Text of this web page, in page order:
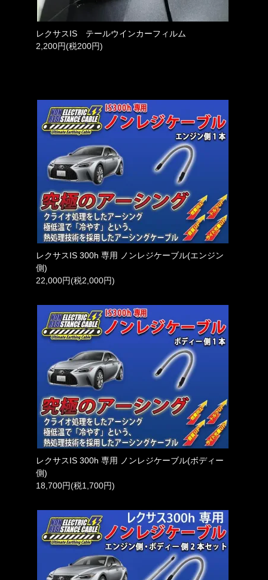
レクサスIS テールウインカーフィルム
2,200円(税200円)
レクサスIS 300h 専用 ノンレジケーブル(エンジン
側)
22,000円(税2,000円)
レクサスIS 300h 専用 ノンレジケーブル(ボディー
側)
18,700円(税1,700円)